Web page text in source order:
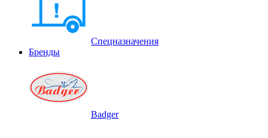
Спецназначения
Бренды
Badger